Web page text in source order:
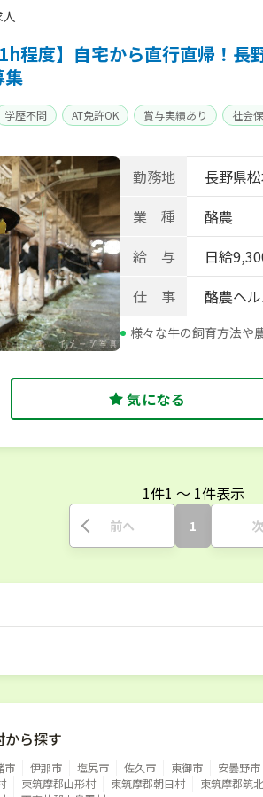
程度】自宅から直行直帰！
集
学歴不問 AT免許OK 賞与実績あり 社会
勤務地
長野県
業 種
酪農
給 与
日給
仕 事
酪農ヘ
様々な牛の飼育方法や
気になる
1件1 〜 1件表示
前へ 1
から探す
市 伊那市 塩尻市 佐久市 東御市 安曇野市
東筑摩郡山形村 東筑摩郡朝日村 東筑摩郡筑